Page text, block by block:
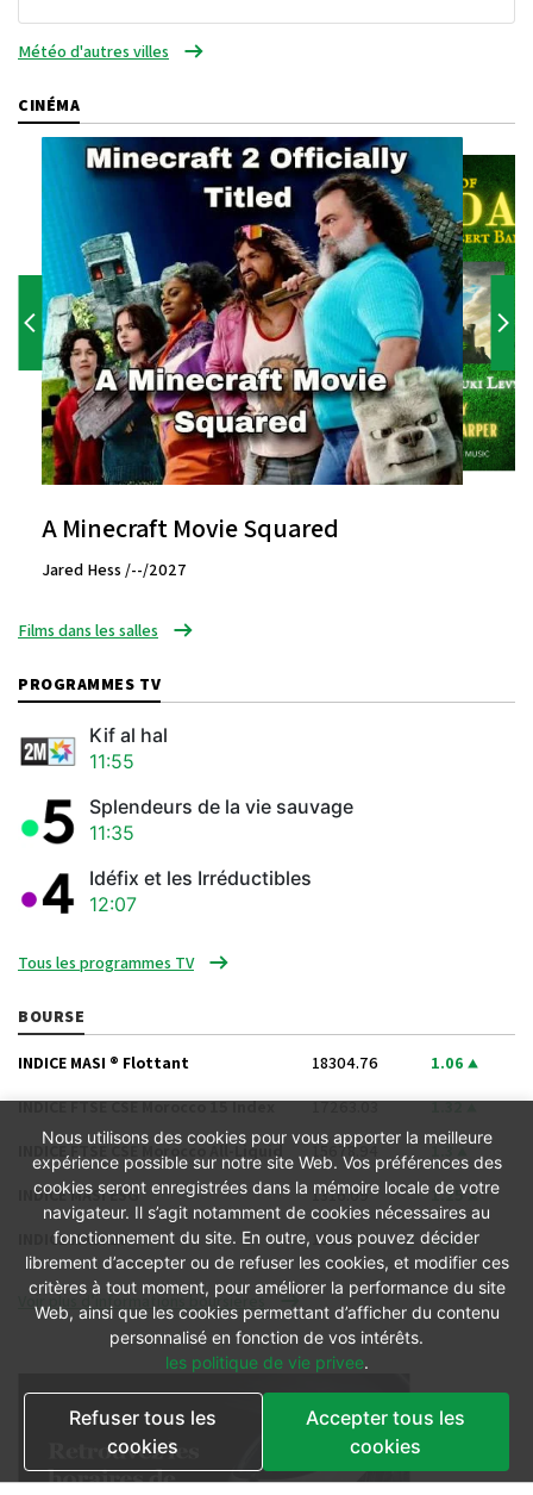
Météo d'autres villes
CINÉMA
A Minecraft Movie Squared
Jared Hess /--/2027
Films dans les salles
PROGRAMMES TV
Kif al hal
11:55
Splendeurs de la vie sauvage
11:35
Idéfix et les Irréductibles
12:07
Tous les programmes TV
BOURSE
INDICE MASI ® Flottant 18304.76 1.06
INDICE FTSE CSE Morocco 15 Index 17263.03 1.32
INDICE FTSE CSE Morocco All-Liquid 15678.94 1.3
INDICE MASI ESG 1316.09 1.25
INDICE MASI 20 1318.51 0.94
Voir plus d’informations boursières
Nous utilisons des cookies pour vous apporter la meilleure
expérience possible sur notre site Web. Vos préférences des
cookies seront enregistrées dans la mémoire locale de votre
navigateur. Il s’agit notamment de cookies nécessaires au
fonctionnement du site. En outre, vous pouvez décider
librement d’accepter ou de refuser les cookies, et modifier ces
critères à tout moment, pour améliorer la performance du site
Web, ainsi que les cookies permettant d’afficher du contenu
personnalisé en fonction de vos intérêts.
les politique de vie privee.
Refuser tous les
cookies
Accepter tous les
cookies